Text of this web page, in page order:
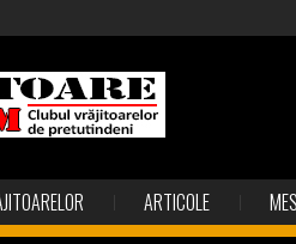
ARTICOLE